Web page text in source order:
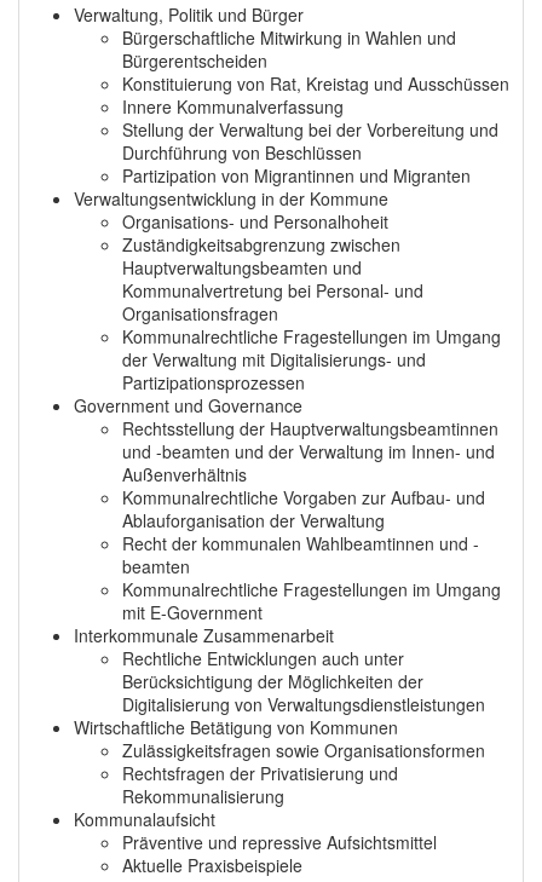
Verwaltung, Politik und Bürger
Bürgerschaftliche Mitwirkung in Wahlen und
Bürgerentscheiden
Konstituierung von Rat, Kreistag und Ausschüssen
Innere Kommunalverfassung
Stellung der Verwaltung bei der Vorbereitung und
Durchführung von Beschlüssen
Partizipation von Migrantinnen und Migranten
Verwaltungsentwicklung in der Kommune
Organisations- und Personalhoheit
Zuständigkeitsabgrenzung zwischen
Hauptverwaltungsbeamten und
Kommunalvertretung bei Personal- und
Organisationsfragen
Kommunalrechtliche Fragestellungen im Umgang
der Verwaltung mit Digitalisierungs- und
Partizipationsprozessen
Government und Governance
Rechtsstellung der Hauptverwaltungsbeamtinnen
und -beamten und der Verwaltung im Innen- und
Außenverhältnis
Kommunalrechtliche Vorgaben zur Aufbau- und
Ablauforganisation der Verwaltung
Recht der kommunalen Wahlbeamtinnen und -
beamten
Kommunalrechtliche Fragestellungen im Umgang
mit E-Government
Interkommunale Zusammenarbeit
Rechtliche Entwicklungen auch unter
Berücksichtigung der Möglichkeiten der
Digitalisierung von Verwaltungsdienstleistungen
Wirtschaftliche Betätigung von Kommunen
Zulässigkeitsfragen sowie Organisationsformen
Rechtsfragen der Privatisierung und
Rekommunalisierung
Kommunalaufsicht
Präventive und repressive Aufsichtsmittel
Aktuelle Praxisbeispiele